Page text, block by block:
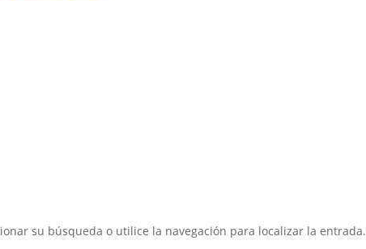
su búsqueda o utilice la navegación para localizar la entrada.